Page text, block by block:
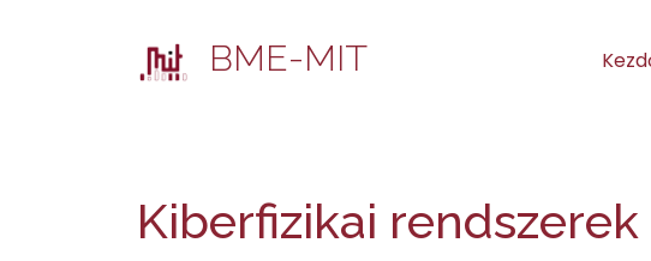
BME-MIT
Kiberfizikai rendszerek